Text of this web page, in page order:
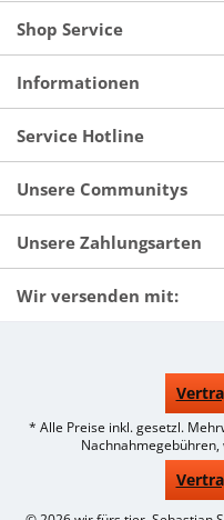
Shop Service
Informationen
Service Hotline
Unsere Communitys
Unsere Zahlungsarten
Wir versenden mit:
* Alle Preise inkl. gesetzl.